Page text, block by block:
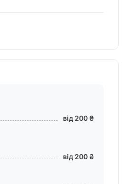
від 200 ₴
від 200 ₴